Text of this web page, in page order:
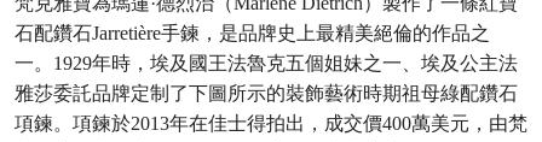
石配鑽石Jarretière手鍊，是品牌史上最精美絕倫的作品之
一。1929年時，埃及國王法魯克五個姐妹之一、埃及公主法
雅莎委託品牌定制了下圖所示的裝飾藝術時期祖母綠配鑽石
項鍊。項鍊於2013年在佳士得拍出，成交價400萬美元，由梵